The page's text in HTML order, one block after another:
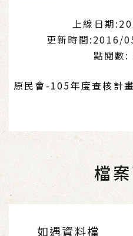
上線日期
更新時間:2016/
點閱數
原民會-105年度查核計畫
檔
如遇資料檔